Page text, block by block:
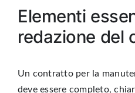
Elementi
redazione del
Un contratto per la
deve essere completo,